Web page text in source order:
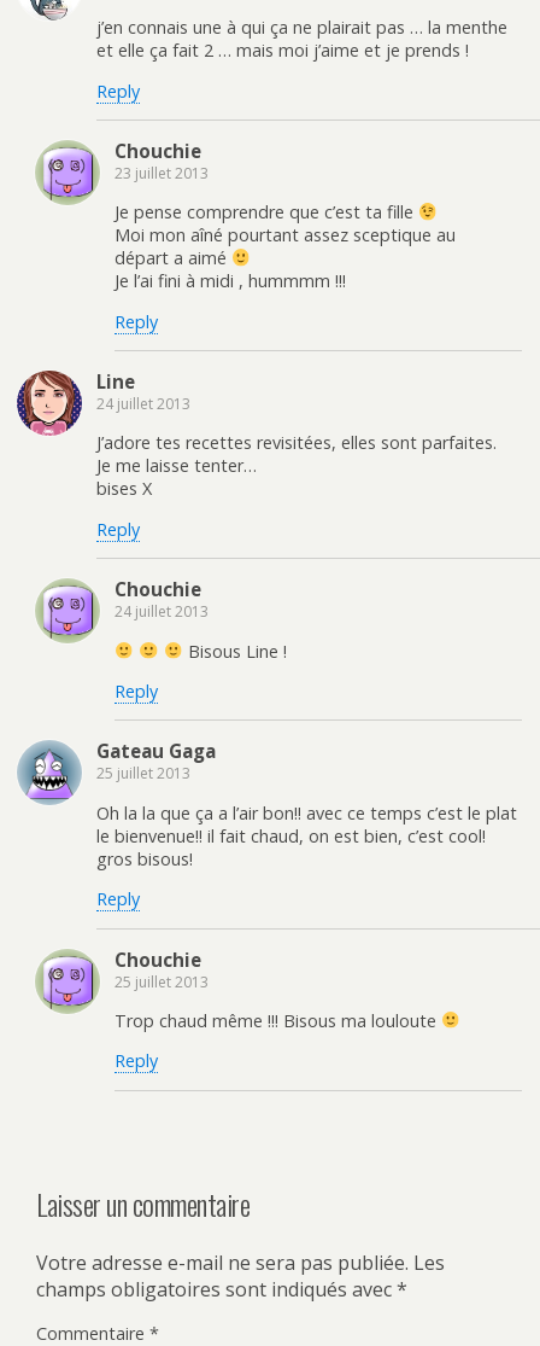
j’en connais une à qui ça ne plairait pas … la menthe
et elle ça fait 2 … mais moi j’aime et je prends !
Reply
Chouchie
23 juillet 2013
Je pense comprendre que c’est ta fille
Moi mon aîné pourtant assez sceptique au
départ a aimé
Je l’ai fini à midi , hummmm !!!
Reply
Line
24 juillet 2013
J’adore tes recettes revisitées, elles sont parfaites.
Je me laisse tenter…
bises X
Reply
Chouchie
24 juillet 2013
Bisous Line !
Reply
Gateau Gaga
25 juillet 2013
Oh la la que ça a l’air bon!! avec ce temps c’est le plat
le bienvenue!! il fait chaud, on est bien, c’est cool!
gros bisous!
Reply
Chouchie
25 juillet 2013
Trop chaud même !!! Bisous ma louloute
Reply
Laisser un commentaire
Votre adresse e-mail ne sera pas publiée. Les
champs obligatoires sont indiqués avec*
Commentaire *